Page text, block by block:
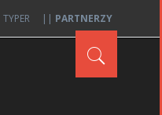
TYPER || PARTNERZY